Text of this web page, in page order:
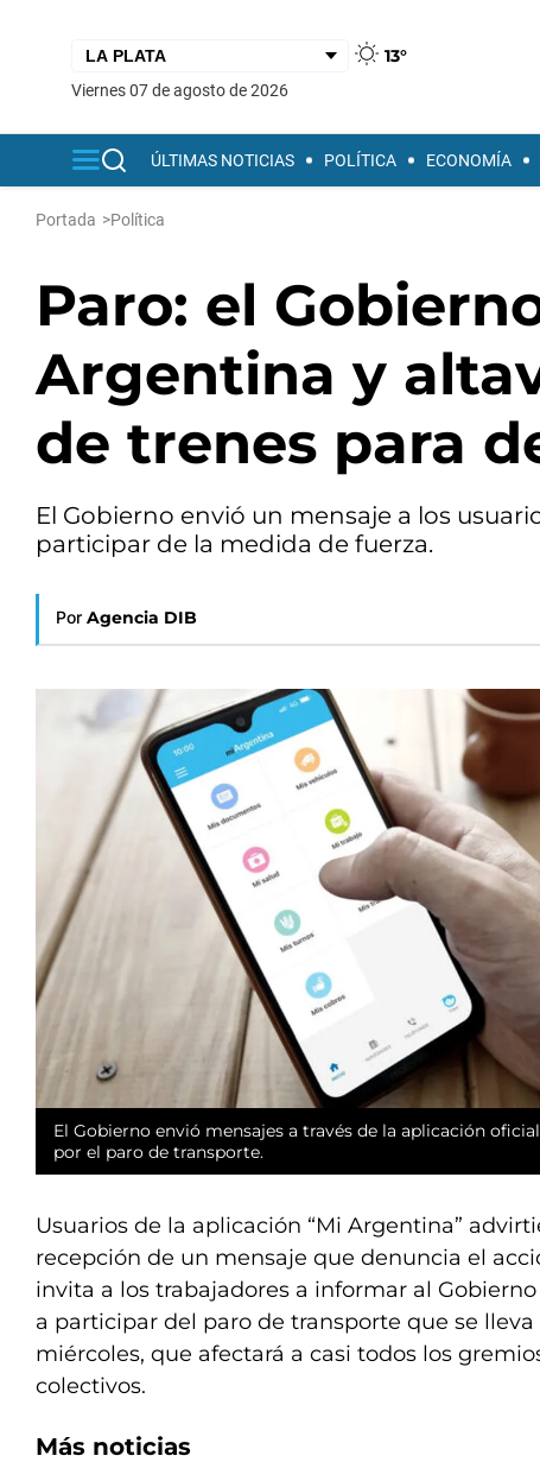
13°
viernes 07 de agosto de 2026
ÚLTIMAS NOTICIAS POLÍTICA ECONOMÍA
Portada >Política
Paro: el
Argentina y
de trenes para
El Gobierno envió un mensaje a los
participar de la medida de fuerza.
Por Agencia DIB
El Gobierno envió mensajes a través de la aplicación
por el paro de transporte.
Usuarios de la aplicación “Mi Argentina”
recepción de un mensaje que denuncia el
invita a los trabajadores a informar al
a participar del paro de transporte que se
miércoles, que afectará a casi todos los
colectivos.
Más noticias